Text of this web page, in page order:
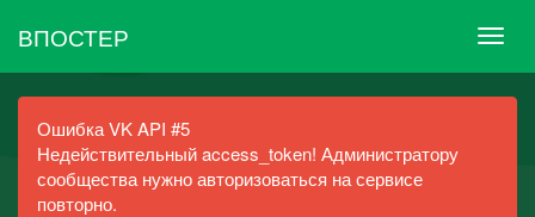
ВПОСТЕР
Ошибка VK API #5
Недействительный access_token! Администратору
сообщества нужно авторизоваться на сервисе
повторно.